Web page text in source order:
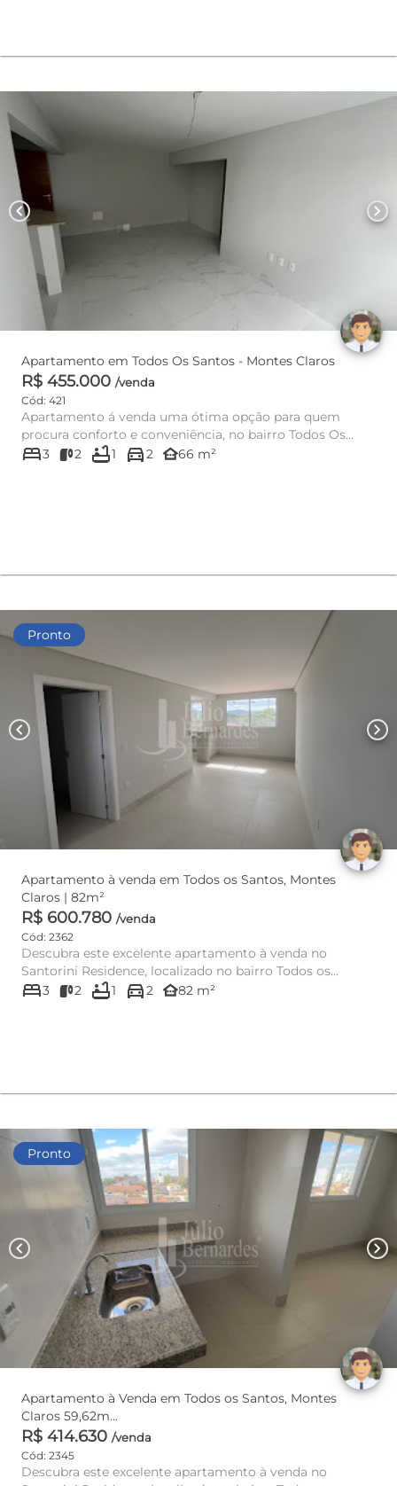
chevron_left chevron_right
Apartamento em Todos Os Santos - Montes Claros
R$ 455.000 /venda
Cód: 421
Apartamento á venda uma ótima opção para quem
procura conforto e conveniência, no bairro Todos Os
Santos – Montes Claros...
bed3 2 bathtub1 directions_car2 other_houses66 m²
Pronto
chevron_left chevron_right
Apartamento à venda em Todos os Santos, Montes
Claros | 82m²
R$ 600.780 /venda
Cód: 2362
Descubra este excelente apartamento à venda no
Santorini Residence, localizado no bairro Todos os
Santos, em Montes Cla...
bed3 2 bathtub1 directions_car2 other_houses82 m²
Pronto
chevron_left chevron_right
Apartamento à Venda em Todos os Santos, Montes
Claros 59,62m...
R$ 414.630 /venda
Cód: 2345
Descubra este excelente apartamento à venda no